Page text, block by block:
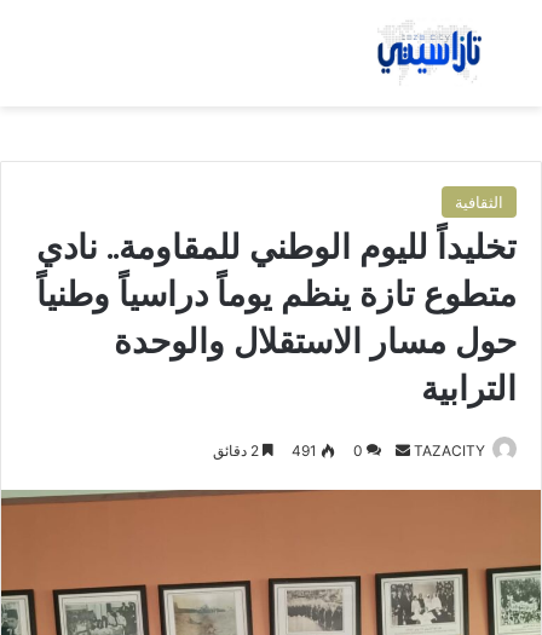
بحث عن
الثقافية
تخليداً لليوم الوطني للمقاومة.. نادي
متطوع تازة ينظم يوماً دراسياً وطنياً
حول مسار الاستقلال والوحدة
الترابية
TAZACITY
ر
ي
0
491